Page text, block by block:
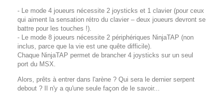
- Le mode 4 joueurs nécessite 2 joysticks et 1 clavier (pour ceux
qui aiment la sensation rétro du clavier – deux joueurs devront se
battre pour les touches !).
- Le mode 8 joueurs nécessite 2 périphériques NinjaTAP (non
inclus, parce que la vie est une quête difficile).
Chaque NinjaTAP permet de brancher 4 joysticks sur un seul
port du MSX.
Alors, prêts à entrer dans l'arène ? Qui sera le dernier serpent
debout ? Il n'y a qu'une seule façon de le savoir...